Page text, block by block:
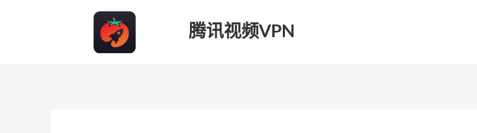
腾讯视频VPN